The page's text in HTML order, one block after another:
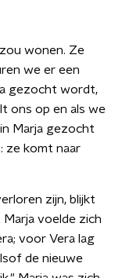
wonen. Ze
we er een
gezocht wordt,
ons op en als we
Marja gezocht
ze komt naar
zijn, blijkt
voelde zich
voor Vera lag
de nieuwe